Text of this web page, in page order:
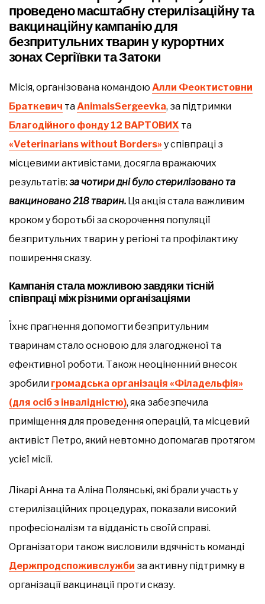
проведено масштабну стерилізаційну та
вакцинаційну кампанію для
безпритульних тварин у курортних
зонах Сергіївки та Затоки
Місія, організована командою Алли Феоктистовни
Браткевич та AnimalsSergeevka, за підтримки
Благодійного фонду 12 ВАРТОВИХ та
«Veterinarians without Borders» у співпраці з
місцевими активістами, досягла вражаючих
результатів: за чотири дні було стерилізовано та
вакциновано 218 тварин. Ця акція стала важливим
кроком у боротьбі за скорочення популяції
безпритульних тварин у регіоні та профілактику
поширення сказу.
Кампанія стала можливою завдяки тісній
співпраці між різними організаціями
Їхнє прагнення допомогти безпритульним
тваринам стало основою для злагодженої та
ефективної роботи. Також неоціненний внесок
зробили громадська організація «Філадельфія»
(для осіб з інвалідністю), яка забезпечила
приміщення для проведення операцій, та місцевий
активіст Петро, який невтомно допомагав протягом
усієї місії.
Лікарі Анна та Аліна Полянські, які брали участь у
стерилізаційних процедурах, показали високий
професіоналізм та відданість своїй справі.
Організатори також висловили вдячність команді
Держпродспоживслужби за активну підтримку в
організації вакцинації проти сказу.